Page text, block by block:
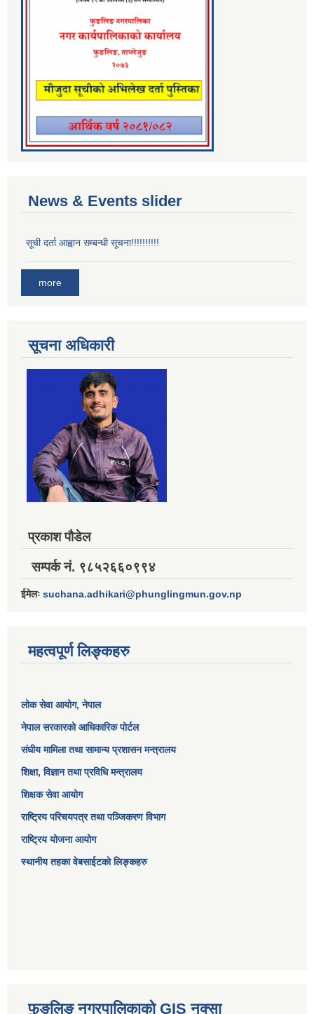
News & Events slider
सूची दर्ता आह्वान सम्बन्धी सूचना!!!!!!!!!!
more
सूचना अधिकारी
प्रकाश पौडेल
सम्पर्क नं. ९८५२६६०९९४
ईमेलः suchana.adhikari@phunglingmun.gov.np
महत्वपूर्ण लिङ्कहरु
लोक सेवा आयोग, नेपाल
नेपाल सरकारको आधिकारिक पोर्टल
संघीय मामिला तथा सामान्य प्रशासन मन्त्रालय
शिक्षा, विज्ञान तथा प्रविधि मन्त्रालय
शिक्षक सेवा आयोग
राष्ट्रिय परिचयपत्र तथा पञ्जिकरण विभाग
राष्ट्रिय योजना आयोग
स्थानीय तहका वेबसाईटको लिङ्कहरु
फुङलिङ नगरपालिकाको GIS नक्सा